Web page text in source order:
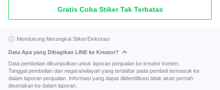
Gratis Coba Stiker Tak Terbatas
Mendukung Merangkai Stiker/Dekorasi
Data Apa yang Dibagikan LINE ke Kreator?
Data pembelian dikumpulkan untuk laporan penjualan ke kreator konten.
Tanggal pembelian dan negara/wilayah yang terdaftar pada pembeli termasuk ke
dalam laporan penjualan. Informasi yang dapat diidentifikasi tidak akan pernah
disertakan ke dalam laporan.